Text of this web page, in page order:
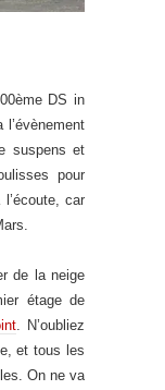
DS in
suspens et
pour
car
de la neige
étage de
. N’oubliez
et tous les
On ne va